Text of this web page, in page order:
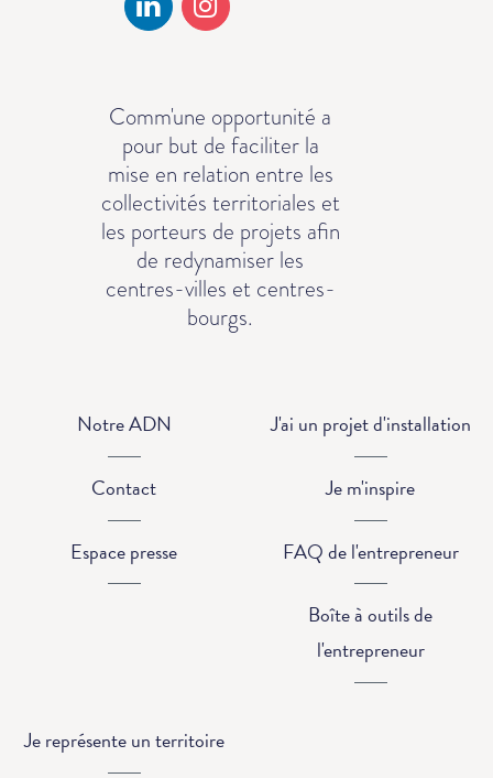
Comm'une opportunité a
pour but de faciliter la
mise en relation entre les
collectivités territoriales et
les porteurs de projets afin
de redynamiser les
centres-villes et centres-
bourgs.
Notre ADN
Contact
Espace presse
J'ai un projet d'installation
Je m'inspire
FAQ de l'entrepreneur
Boîte à outils de
l'entrepreneur
Je représente un territoire